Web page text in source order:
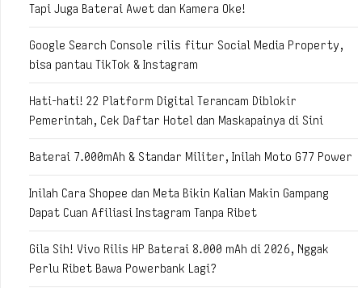
Tapi Juga Baterai Awet dan Kamera Oke!
Google Search Console rilis fitur Social Media Property,
bisa pantau TikTok & Instagram
Hati-hati! 22 Platform Digital Terancam Diblokir
Pemerintah, Cek Daftar Hotel dan Maskapainya di Sini
Baterai 7.000mAh & Standar Militer, Inilah Moto G77 Power
Inilah Cara Shopee dan Meta Bikin Kalian Makin Gampang
Dapat Cuan Afiliasi Instagram Tanpa Ribet
Gila Sih! Vivo Rilis HP Baterai 8.000 mAh di 2026, Nggak
Perlu Ribet Bawa Powerbank Lagi?